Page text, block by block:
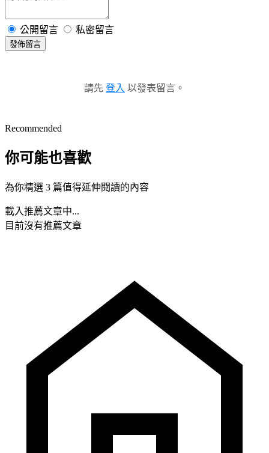
公開留言 私密留言
發佈留言
請先 登入 以發表留言。
Recommended
你可能也喜歡
為你精選 3 篇值得延伸閱讀的內容
載入推薦文章中...
目前沒有推薦文章